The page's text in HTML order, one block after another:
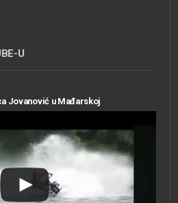
U
Jovanović u Mađarskoj